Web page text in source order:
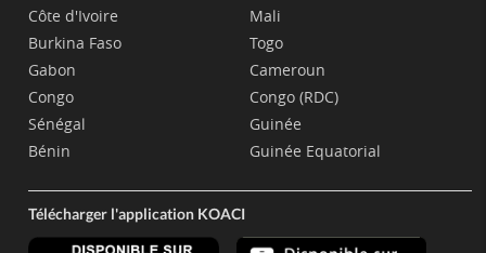
Côte d'Ivoire
Burkina Faso
Gabon
Congo
Sénégal
Bénin
Mali
Togo
Cameroun
Congo (RDC)
Guinée
Guinée Equatorial
Télécharger l'application KOACI